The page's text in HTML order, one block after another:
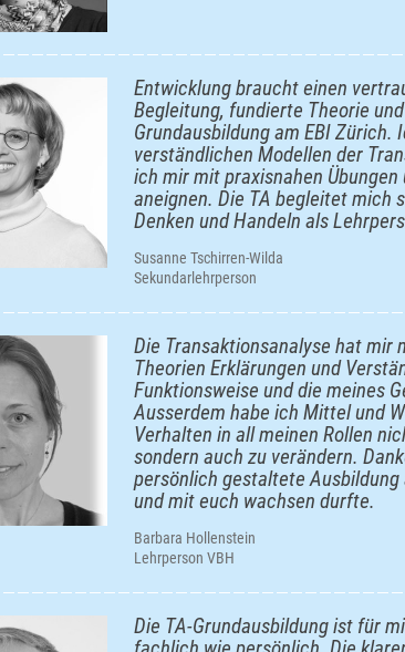
Entwicklung braucht einen
Begleitung, fundierte Theorie
Grundausbildung am EBI Zürich.
verständlichen Modellen der
ich mir mit praxisnahen
aneignen. Die TA begleitet mich
Denken und Handeln als
Susanne Tschirren-Wilda
Sekundarlehrperson
Die Transaktionsanalyse hat mir
Theorien Erklärungen und
Funktionsweise und die meines
Ausserdem habe ich Mittel und
Verhalten in all meinen Rollen
sondern auch zu verändern.
persönlich gestaltete Ausbildung
und mit euch wachsen durfte.
Barbara Hollenstein
Lehrperson VBH
Die TA-Grundausbildung ist für